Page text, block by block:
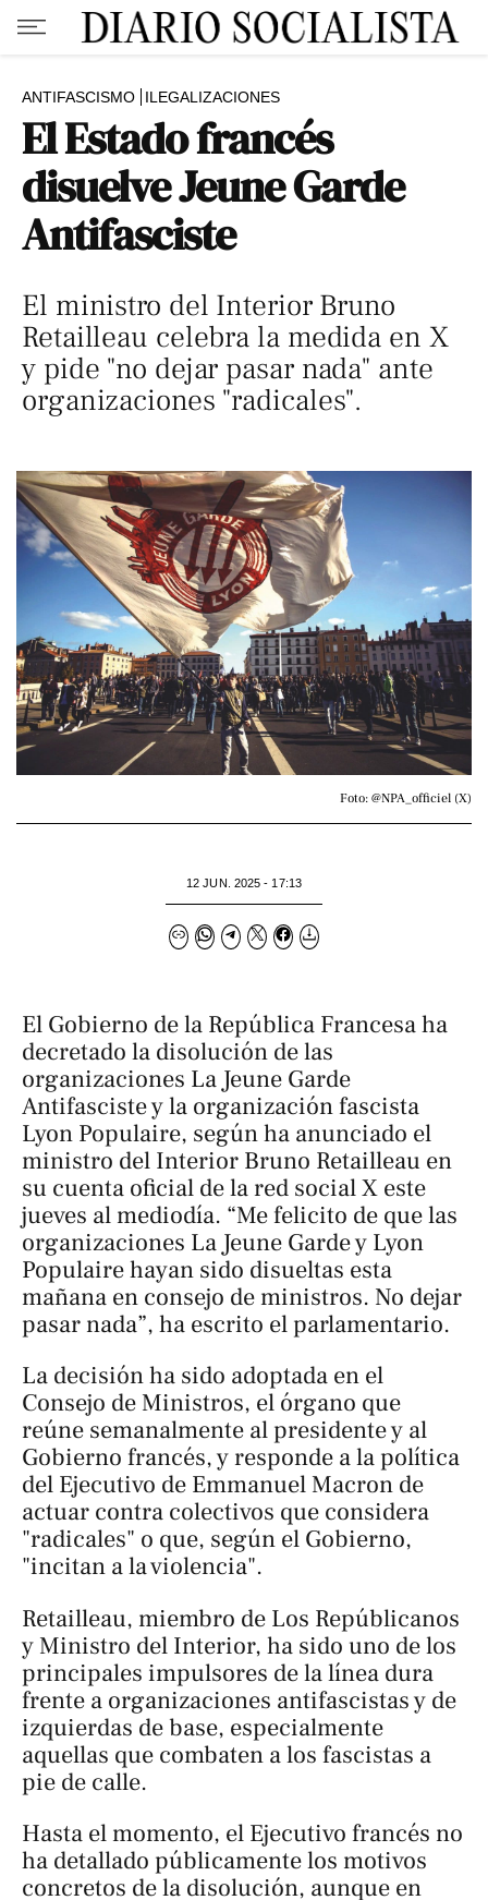
ANTIFASCISMO ILEGALIZACIONES
El Estado francés
disuelve Jeune Garde
Antifasciste
El ministro del Interior Bruno
Retailleau celebra la medida en X
y pide "no dejar pasar nada" ante
organizaciones "radicales".
Foto: @NPA_officiel (X)
12 JUN. 2025 - 17:13
El Gobierno de la República Francesa ha
decretado la disolución de las
organizaciones La Jeune Garde
Antifasciste y la organización fascista
Lyon Populaire, según ha anunciado el
ministro del Interior Bruno Retailleau en
su cuenta oficial de la red social X este
jueves al mediodía. “Me felicito de que las
organizaciones La Jeune Garde y Lyon
Populaire hayan sido disueltas esta
mañana en consejo de ministros. No dejar
pasar nada”, ha escrito el parlamentario.
La decisión ha sido adoptada en el
Consejo de Ministros, el órgano que
reúne semanalmente al presidente y al
Gobierno francés, y responde a la política
del Ejecutivo de Emmanuel Macron de
actuar contra colectivos que considera
"radicales" o que, según el Gobierno,
"incitan a la violencia".
Retailleau, miembro de Los Repúblicanos
y Ministro del Interior, ha sido uno de los
principales impulsores de la línea dura
frente a organizaciones antifascistas y de
izquierdas de base, especialmente
aquellas que combaten a los fascistas a
pie de calle.
Hasta el momento, el Ejecutivo francés no
ha detallado públicamente los motivos
concretos de la disolución, aunque en